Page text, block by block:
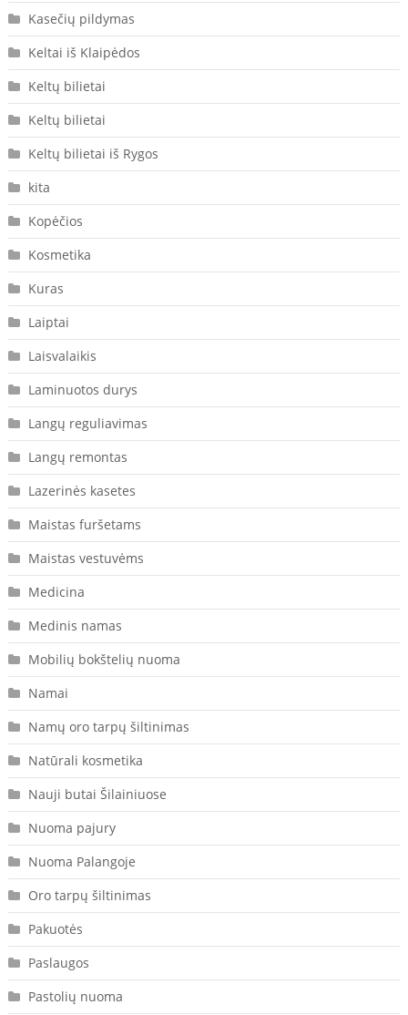
Kasečių pildymas
Keltai iš Klaipėdos
Keltų bilietai
Keltų bilietai
Keltų bilietai iš Rygos
kita
Kopėčios
Kosmetika
Kuras
Laiptai
Laisvalaikis
Laminuotos durys
Langų reguliavimas
Langų remontas
Lazerinės kasetes
Maistas furšetams
Maistas vestuvėms
Medicina
Medinis namas
Mobilių bokštelių nuoma
Namai
Namų oro tarpų šiltinimas
Natūrali kosmetika
Nauji butai Šilainiuose
Nuoma pajury
Nuoma Palangoje
Oro tarpų šiltinimas
Pakuotės
Paslaugos
Pastolių nuoma